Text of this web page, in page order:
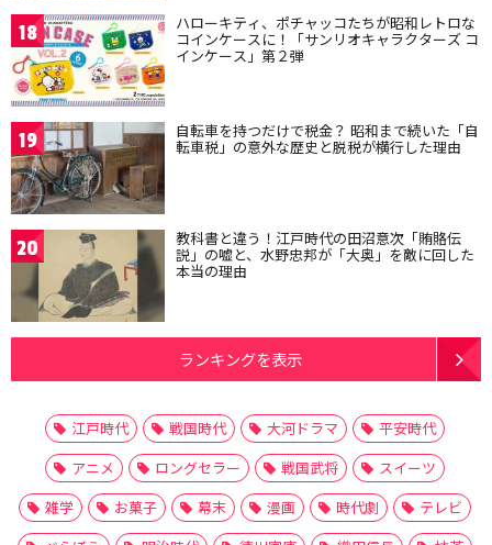
18 ハローキティ、ポチャッコたちが昭和レトロな
コインケースに！「サンリオキャラクターズ コ
インケース」第２弾
19 自転車を持つだけで税金？ 昭和まで続いた「自
転車税」の意外な歴史と脱税が横行した理由
20 教科書と違う！江戸時代の田沼意次「賄賂伝
説」の嘘と、水野忠邦が「大奥」を敵に回した
本当の理由
ランキングを表示
江戸時代 戦国時代 大河ドラマ
平安時代
アニメ
ロングセラー 戦国武将
スイーツ
雑学
お菓子 幕末 漫画 時代劇
テレビ